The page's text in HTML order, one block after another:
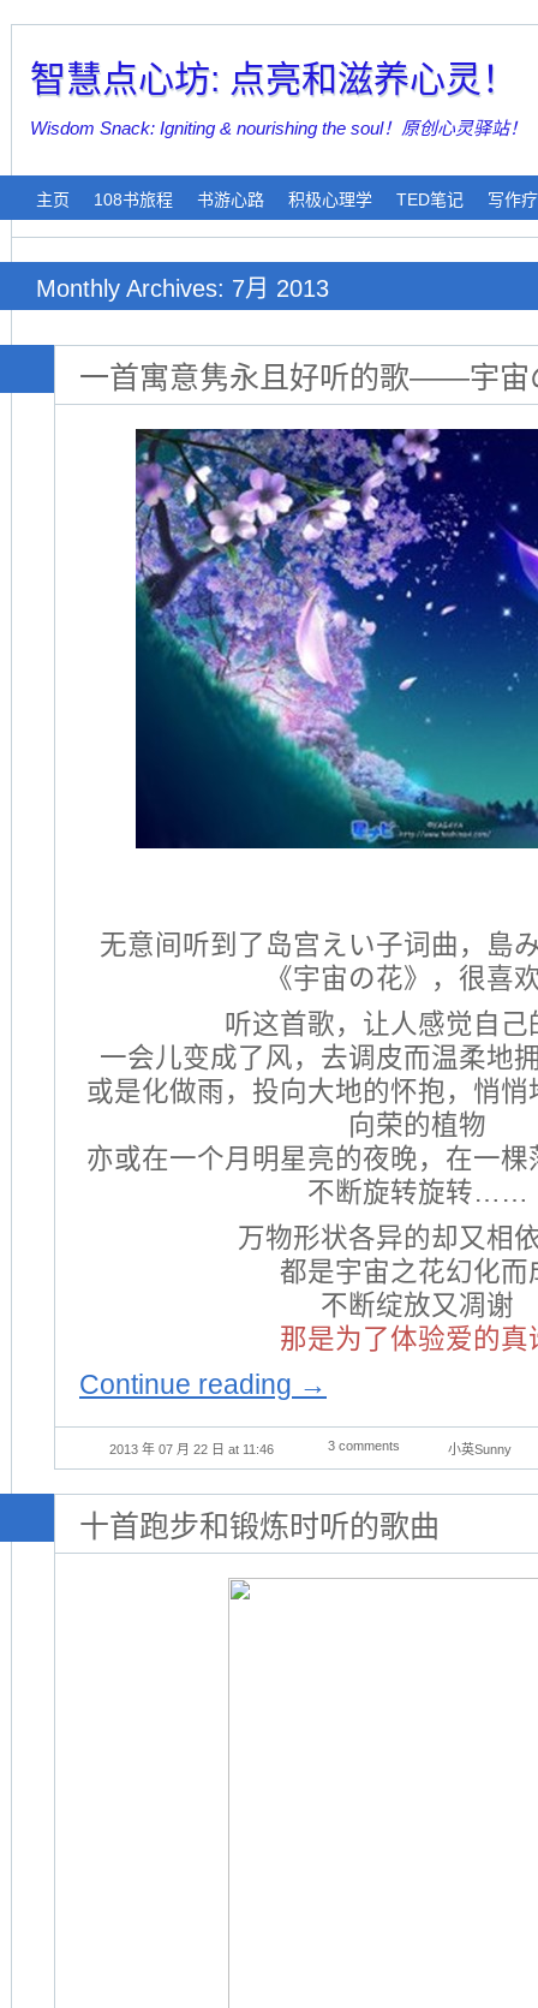
智慧点心坊: 点亮和滋养心灵！
Wisdom Snack: Igniting & nourishing the soul！原创心灵驿站！
主页 108书旅程 书游心路 积极心理学 TED笔记 写作
Monthly Archives: 7月 2013
一首寓意隽永且好听的歌——宇宙
无意间听到了岛宫えい子词曲，島
《宇宙の花》，很喜
听这首歌，让人感觉自己
一会儿变成了风，去调皮而温柔地
或是化做雨，投向大地的怀抱，悄
向荣的植物
亦或在一个月明星亮的夜晚，在一
不断旋转旋转……
万物形状各异的却又相
都是宇宙之花幻化而
不断绽放又凋谢
那是为了体验爱的真
Continue reading →
2013 年 07 月 22 日 at 11:46 3 comments 小英Sunny
十首跑步和锻炼时听的歌曲